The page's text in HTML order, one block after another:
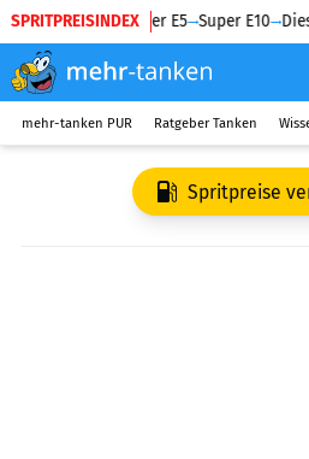
SPRITPREISINDEX
Diesel Super E5 Super E10
mehr-tanken PUR Ratgeber Tanken
Spritpreise